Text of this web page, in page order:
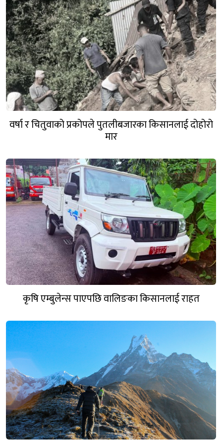
वर्षा र चितुवाको प्रकोपले पुतलीबजारका किसानलाई दोहोरो
मार
कृषि एम्बुलेन्स पाएपछि वालिङका किसानलाई राहत